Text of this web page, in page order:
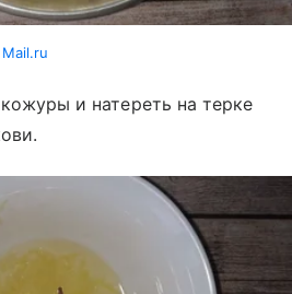
и натереть на терке